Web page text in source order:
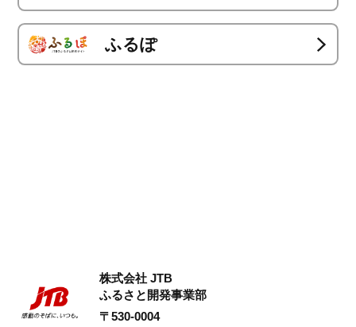
ふるぽ
株式会社 JTB
ふるさと開発事業部
〒530-0004